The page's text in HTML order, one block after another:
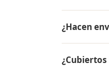
para
inicial.
¿Hacen
El pago es
¿Cubiertos